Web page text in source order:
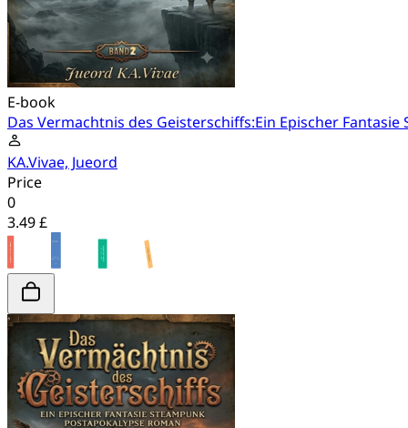
E-book
Das Vermachtnis des Geisterschiffs:Ein Epischer
KA.Vivae, Jueord
Price
0
3.49 £